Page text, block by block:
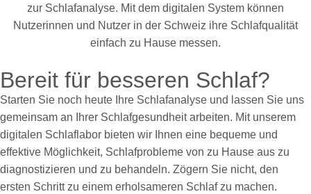
Bereit für besseren Schlaf?
Starten Sie noch heute Ihre Schlafanalyse und lassen Sie uns
gemeinsam an Ihrer Schlafgesundheit arbeiten. Mit unserem
digitalen Schlaflabor bieten wir Ihnen eine bequeme und
effektive Möglichkeit, Schlafprobleme von zu Hause aus zu
diagnostizieren und zu behandeln. Zögern Sie nicht, den
ersten Schritt zu einem erholsameren Schlaf zu machen.